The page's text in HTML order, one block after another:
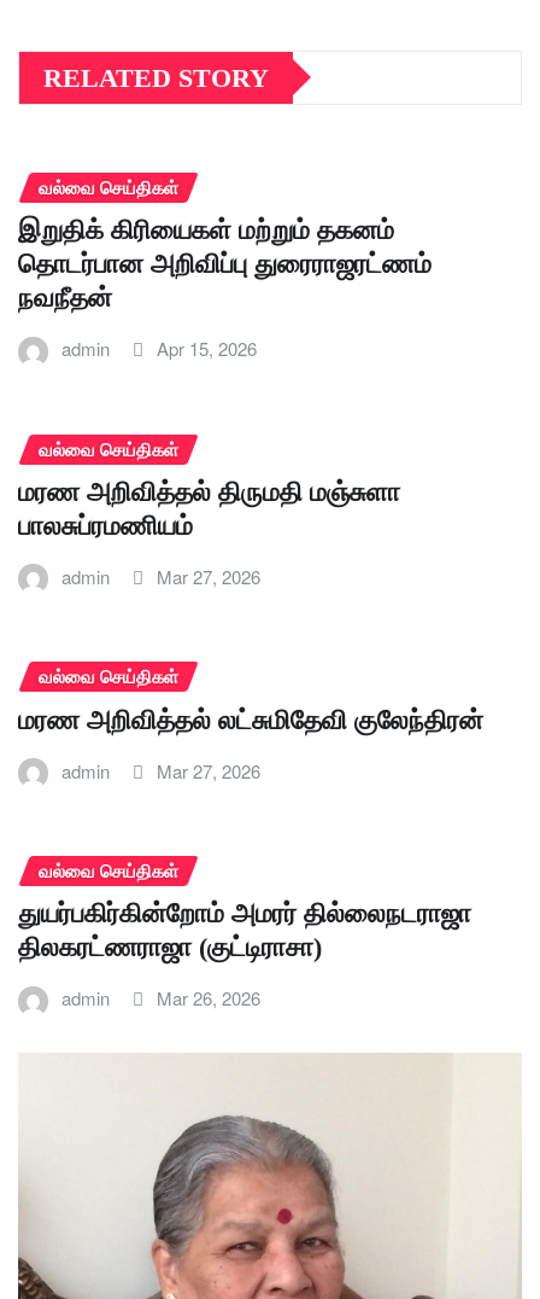
RELATED STORY
வல்வை செய்திகள்
இறுதிக் கிரியைகள் மற்றும் தகனம்
தொடர்பான அறிவிப்பு துரைராஜரட்ணம்
நவநீதன்
admin Apr 15, 2026
வல்வை செய்திகள்
மரண அறிவித்தல் திருமதி மஞ்சுளா
பாலசுப்ரமணியம்
admin Mar 27, 2026
வல்வை செய்திகள்
மரண அறிவித்தல் லட்சுமிதேவி குலேந்திரன்
admin Mar 27, 2026
வல்வை செய்திகள்
துயர்பகிர்கின்றோம் அமரர் தில்லைநடராஜா
திலகரட்ணராஜா (குட்டிராசா)
admin Mar 26, 2026